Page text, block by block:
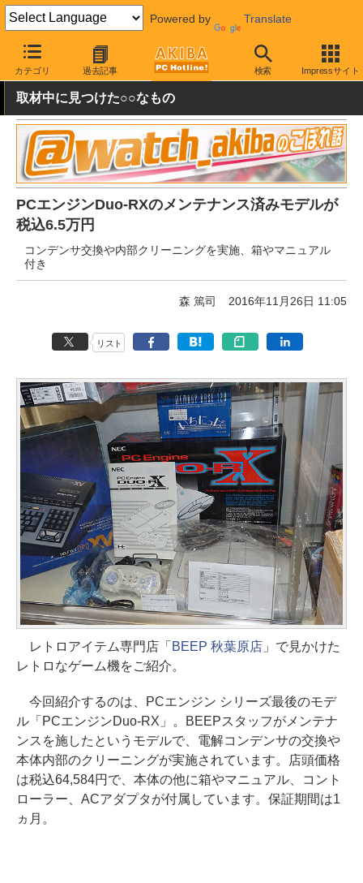
Powered by Translate
カテゴリ 過去記事 検索 Impressサイト
AKIBA PC Hotline! ガジェット ゲーム機関連
取材中に見つけた○○なもの
PCエンジンDuo-RXのメンテナンス済みモデルが
税込6.5万円
コンデンサ交換や内部クリーニングを実施、箱やマニュアル
付き
森 篤司 2016年11月26日 11:05
リスト
レトロアイテム専門店「 BEEP 秋葉原店」で見かけた
レトロなゲーム機をご紹介。
今回紹介するのは、PCエンジン シリーズ最後のモデ
ル「PCエンジンDuo-RX」。BEEPスタッフがメンテナ
ンスを施したというモデルで、電解コンデンサの交換や
本体内部のクリーニングが実施されています。店頭価格
は税込64,584円で、本体の他に箱やマニュアル、コント
ローラー、ACアダプタが付属しています。保証期間は1
ヵ月。